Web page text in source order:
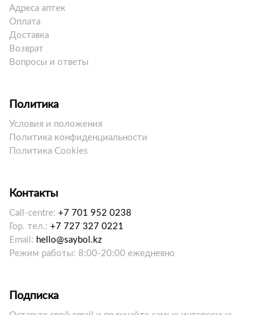
Адреса аптек
Оплата
Доставка
Возврат
Вопросы и ответы
Политика
Условия и положения
Политика конфиденциальности
Политика Cookies
Контакты
Call-centre: +7 701 952 0238
Гор. тел.: +7 727 327 0221
Email: hello@saybol.kz
Режим работы: 8:00-20:00 ежедневно
Подписка